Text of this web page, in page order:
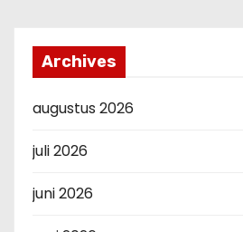
Archives
augustus 2026
juli 2026
juni 2026